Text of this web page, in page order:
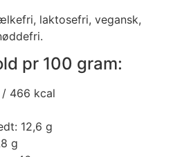
laktosefri, vegansk,
pr 100 gram:
/ 466 kcal
12,6 g
g